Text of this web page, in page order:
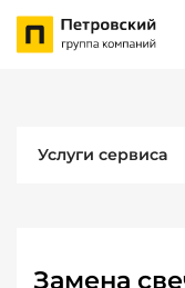
Услуги сервиса
Замена